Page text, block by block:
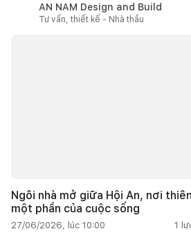
AN NAM Design and Build
Tư vấn, thiết kế - Nhà thầu
Ngôi nhà mở giữa Hội An, nơi
một phần của cuộc sống
27/06/2026, lúc 10:00 1